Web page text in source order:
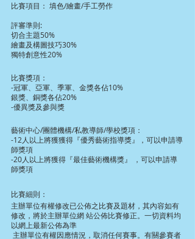
比賽項目： 填色/繪畫/手工勞作
評審準則:
切合主題50%
繪畫及構圖技巧30%
獨特創意性20%
比賽獎項：
-冠軍、亞軍、季軍、金獎各佔10%
銀獎、銅獎各佔20%
-優異獎及參與獎
藝術中心/團體機構/私教導師/學校獎項：
-12人以上將獲獲得『優秀藝術指導獎』，可以申請導
師獎項
-20人以上將獲得『最佳藝術機構獎』 ，可以申請導
師獎項
比賽細則：
主辦單位有權修改已公佈之比賽及題材，其內容如有
修改，將於主辦單位網 站公佈比賽修正。一切資料均
以網上最新公佈為準